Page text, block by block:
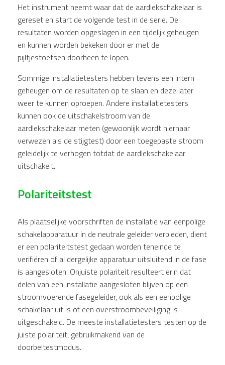
Het instrument neemt waar dat de aardlekschakelaar is
gereset en start de volgende test in de serie. De
resultaten worden opgeslagen in een tijdelijk geheugen
en kunnen worden bekeken door er met de
pijltjestoetsen doorheen te lopen.
Sommige installatietesters hebben tevens een intern
geheugen om de resultaten op te slaan en deze later
weer te kunnen oproepen. Andere installatietesters
kunnen ook de uitschakelstroom van de
aardlekschakelaar meten (gewoonlijk wordt hiernaar
verwezen als de stijgtest) door een toegepaste stroom
geleidelijk te verhogen totdat de aardlekschakelaar
uitschakelt.
Polariteitstest
Als plaatselijke voorschriften de installatie van eenpolige
schakelapparatuur in de neutrale geleider verbieden, dient
er een polariteitstest gedaan worden teneinde te
verifiëren of al dergelijke apparatuur uitsluitend in de fase
is aangesloten. Onjuiste polariteit resulteert erin dat
delen van een installatie aangesloten blijven op een
stroomvoerende fasegeleider, ook als een eenpolige
schakelaar uit is of een overstroombeveiliging is
uitgeschakeld. De meeste installatietesters testen op de
juiste polariteit, gebruikmakend van de
doorbeltestmodus.